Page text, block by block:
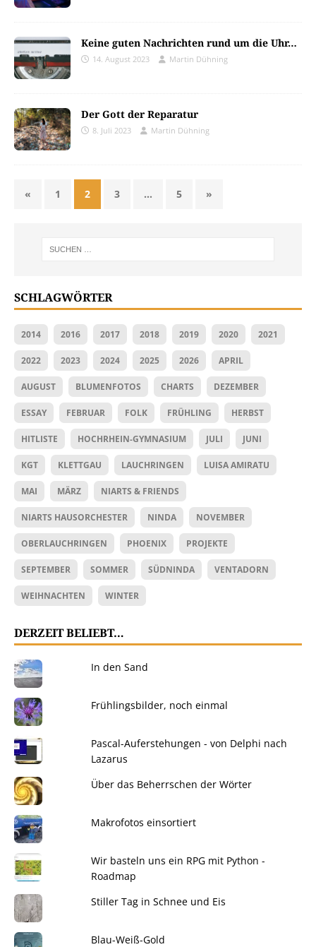
Keine guten Nachrichten rund um die Uhr…
14. August 2023 Martin Dühning
Der Gott der Reparatur
8. Juli 2023 Martin Dühning
« 1 2 3 … 5 »
SCHLAGWÖRTER
2014 2016 2017 2018 2019 2020 2021
2022 2023 2024 2025 2026 APRIL
AUGUST BLUMENFOTOS CHARTS DEZEMBER
ESSAY FEBRUAR FOLK FRÜHLING HERBST
HITLISTE HOCHRHEIN-GYMNASIUM JULI JUNI
KGT KLETTGAU LAUCHRINGEN LUISA AMIRATU
MAI MÄRZ NIARTS & FRIENDS
NIARTS HAUSORCHESTER NINDA NOVEMBER
OBERLAUCHRINGEN PHOENIX PROJEKTE
SEPTEMBER SOMMER SÜDNINDA VENTADORN
WEIHNACHTEN WINTER
DERZEIT BELIEBT…
In den Sand
Frühlingsbilder, noch einmal
Pascal-Auferstehungen - von Delphi nach
Lazarus
Über das Beherrschen der Wörter
Makrofotos einsortiert
Wir basteln uns ein RPG mit Python -
Roadmap
Stiller Tag in Schnee und Eis
Blau-Weiß-Gold